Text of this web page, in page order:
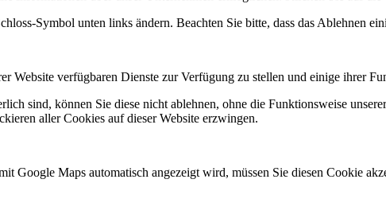
Symbol unten links ändern. Beachten Sie bitte, dass das Ablehnen
Website verfügbaren Dienste zur Verfügung zu stellen und einige ihrer
sind, können Sie diese nicht ablehnen, ohne die Funktionsweise
aller Cookies auf dieser Website erzwingen.
Google Maps automatisch angezeigt wird, müssen Sie diesen Cookie